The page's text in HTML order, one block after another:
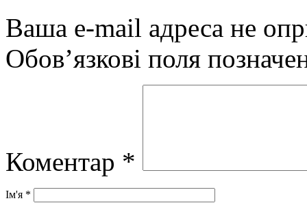
Ваша e-mail адреса не
Обов’язкові поля
Коментар *
Ім'я *